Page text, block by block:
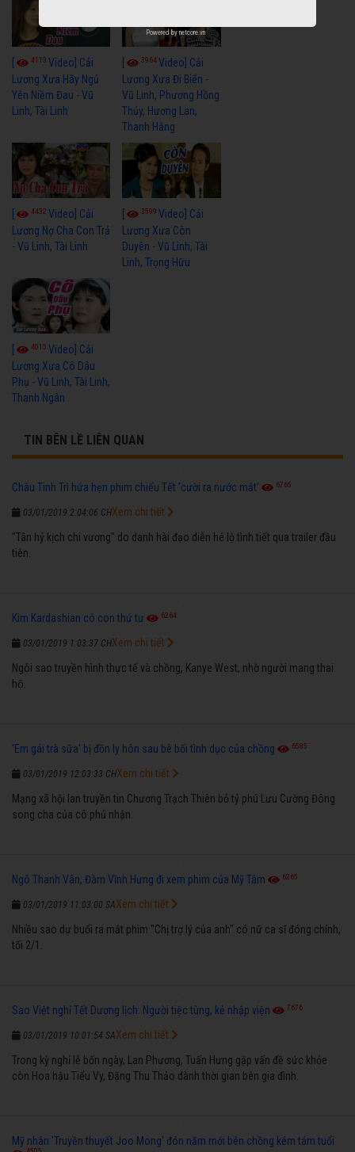
4113 Video] Cải
Lương Xưa Hãy Ngủ
Yên Niềm Đau - Vũ
Linh, Tài Linh
3964Video] Cải
Lương Xưa Đi Biển -
Vũ Linh, Phương Hồng
Thủy, Hương Lan,
Thanh Hằng
4432 Video] Cải
Lương Nợ Cha Con Trả
- Vũ Linh, Tài Linh
3599Video] Cải
Lương Xưa Còn
Duyên - Vũ Linh, Tài
Linh, Trọng Hữu
[ 4015 Video] Cải
Lương Xưa Cô Dâu
Phụ - Vũ Linh, Tài Linh,
Thanh Ngân
TIN BÊN LỀ LIÊN QUAN
Châu Tinh Trì hứa hẹn phim chiếu Tết 'cười ra nước mắt' 6765
03/01/2019 2:04:06 CH
"Tân hỷ kịch chi vương" do danh hài đạo diễn hé lộ tình tiết qua trailer đầu
tiên.
Xem chi tiết
Kim Kardashian có con thứ tư 6264
03/01/2019 1:03:37 CH
Ngôi sao truyền hình thực tế và chồng, Kanye West, nhờ người mang thai
hộ.
Xem chi tiết
'Em gái trà sữa' bị đồn ly hôn sau bê bối tình dục của chồng 6585
03/01/2019 12:03:33 CH
Mạng xã hội lan truyền tin Chương Trạch Thiên bỏ tỷ phú Lưu Cường Đông
song cha của cô phủ nhận.
Xem chi tiết
Ngô Thanh Vân, Đàm Vĩnh Hưng đi xem phim của Mỹ Tâm 6265
03/01/2019 11:03:00 SA
Nhiều sao dự buổi ra mắt phim "Chị trợ lý của anh" có nữ ca sĩ đóng chính,
tối 2/1.
Xem chi tiết
Sao Việt nghỉ Tết Dương lịch: Người tiệc tùng, kẻ nhập viện 7676
03/01/2019 10:01:54 SA
Trong kỳ nghỉ lễ bốn ngày, Lan Phương, Tuấn Hưng gặp vấn đề sức khỏe
còn Hoa hậu Tiểu Vy, Đặng Thu Thảo dành thời gian bên gia đình.
Xem chi tiết
Mỹ nhân 'Truyền thuyết Joo Mong' đón năm mới bên chồng kém tám tuổi
Powered by netcore.vn